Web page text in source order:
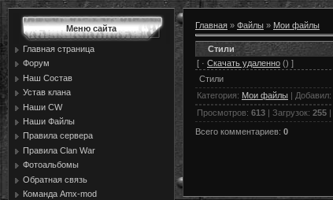
Меню сайта
Главная страница
Форум
Наш Состав
Устав клана
Наши CW
Наши Файлы
Правила сервера
Правила Сlan War
Фотоальбомы
Обратная связь
Команда Amx-mod
Главная » Файлы » Мои файлы
Стили
[ · Скачать удаленно () ]
Стили
Категория: Мои файлы | Добавил:
Просмотров: 613 | Загрузок: 255 |
Всего комментариев: 0